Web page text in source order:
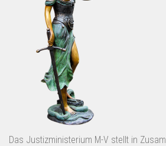
Das Justizministerium M-V stellt in